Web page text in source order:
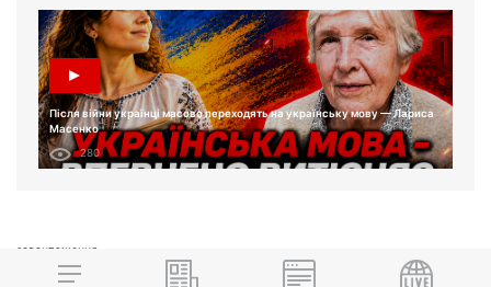
Після війни українці масово переходять на українську мову — Лариса
Масенко
280
завантаження...